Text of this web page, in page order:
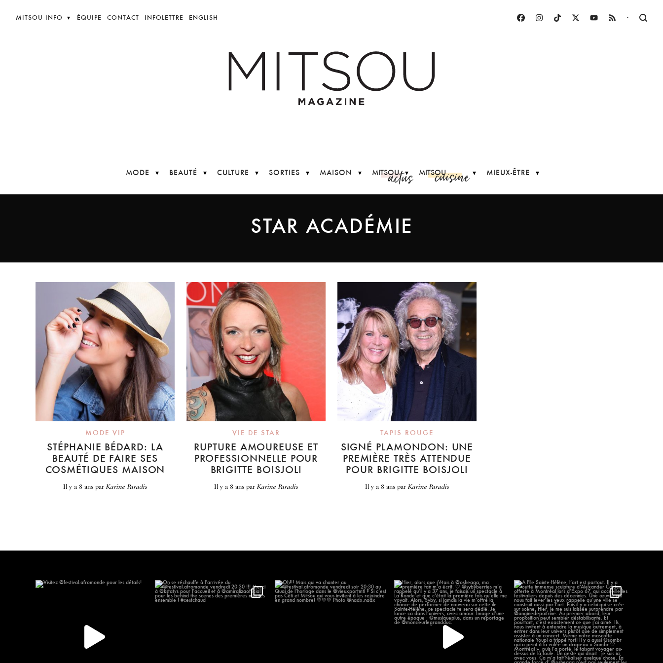
MITSOU INFO ÉQUIPE CONTACT INFOLETTRE ENGLISH ·
MODE BEAUTÉ CULTURE SORTIES MAISON MITSOUactus MITSOUcuisine MIEUX-ÊTRE
STAR ACADÉMIE
MODE VIP
STÉPHANIE BÉDARD: LA
BEAUTÉ DE FAIRE SES
COSMÉTIQUES MAISON
il y a 8 anspar Karine Paradis
VIE DE STAR
RUPTURE AMOUREUSE ET
PROFESSIONNELLE POUR
BRIGITTE BOISJOLI
il y a 8 anspar Karine Paradis
TAPIS ROUGE
SIGNÉ PLAMONDON: UNE
PREMIÈRE TRÈS ATTENDUE
POUR BRIGITTE BOISJOLI
il y a 8 anspar Karine Paradis
On se réchauffe à l’arrivée du...
Oh!!! Mais qui va chanter au
@festival.afromonde...
Hier, alors que j’étais à @osheaga, ma
première...
58 12
À l’île Sainte-Hélène, l’art est partout.
...
302 12